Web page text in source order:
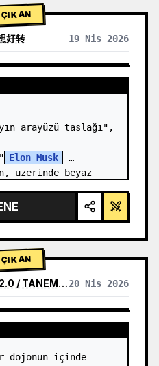
好转 19 Nis 2026
arayüzü taslağı",
Elon Musk
üzerinde beyaz
tarafta
VER2.0 20 Nis 2026
dojonun içinde